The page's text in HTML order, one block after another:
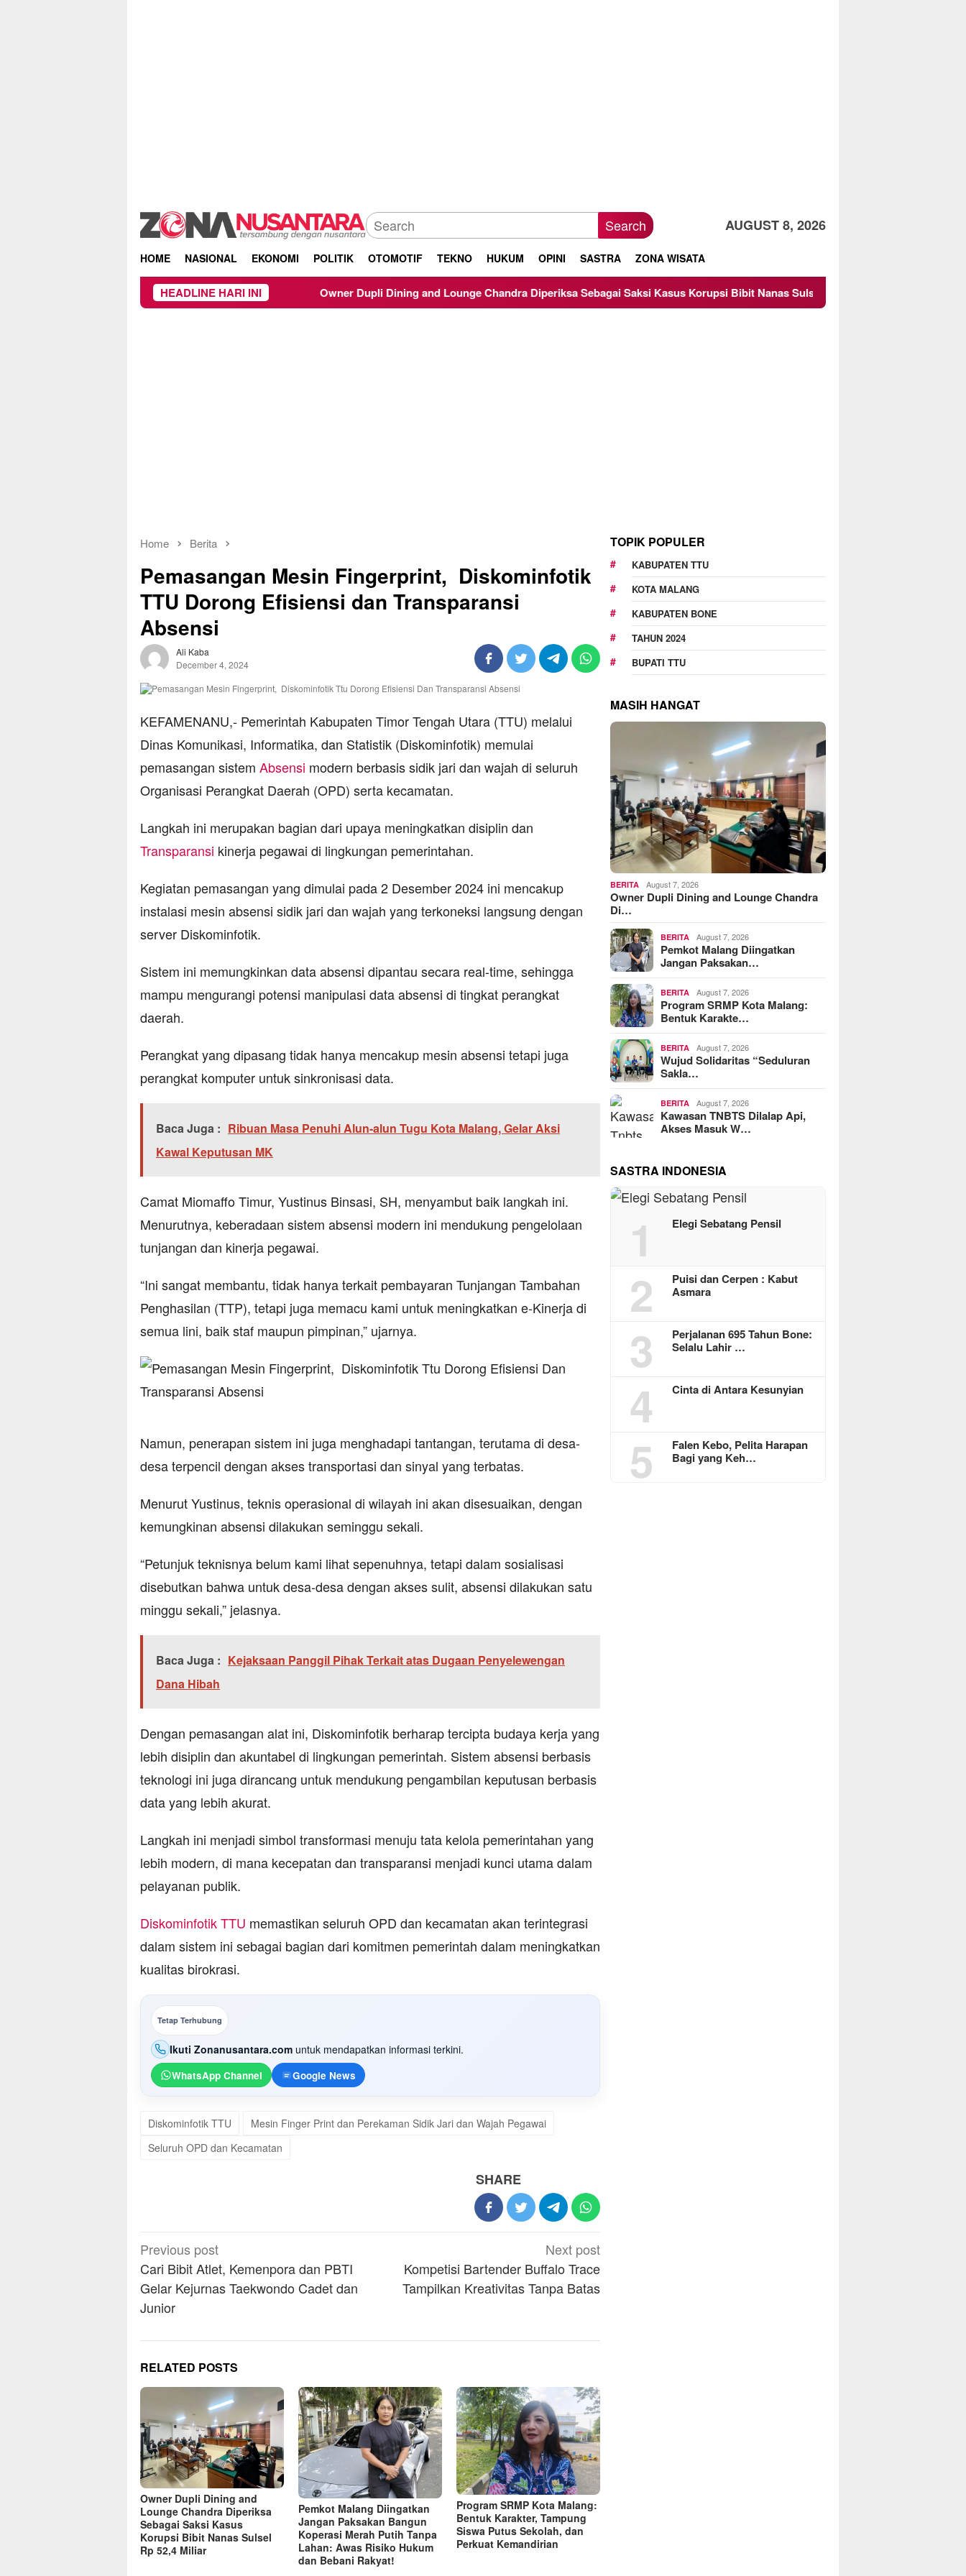
Search AUGUST 8, 2026
HOME NASIONAL EKONOMI POLITIK OTOMOTIF TEKNO HUKUM OPINI SASTRA ZONA WISATA
HEADLINE HARI INIOwner Dupli Dining and Lounge Chandra Diperiksa Sebagai Saksi Kasus Korupsi Bibit Nanas Sulsel Rp 52,4 Miliar
Home Berita
Pemasangan Mesin Fingerprint, Diskominfotik
TTU Dorong Efisiensi dan Transparansi
Absensi
Ali Kaba
December 4, 2024
KEFAMENANU,- Pemerintah Kabupaten Timor Tengah Utara (TTU) melalui
Dinas Komunikasi, Informatika, dan Statistik (Diskominfotik) memulai
pemasangan sistem Absensi modern berbasis sidik jari dan wajah di seluruh
Organisasi Perangkat Daerah (OPD) serta kecamatan.
Langkah ini merupakan bagian dari upaya meningkatkan disiplin dan
Transparansi kinerja pegawai di lingkungan pemerintahan.
Kegiatan pemasangan yang dimulai pada 2 Desember 2024 ini mencakup
instalasi mesin absensi sidik jari dan wajah yang terkoneksi langsung dengan
server Diskominfotik.
Sistem ini memungkinkan data absensi dipantau secara real-time, sehingga
mampu mengurangi potensi manipulasi data absensi di tingkat perangkat
daerah.
Perangkat yang dipasang tidak hanya mencakup mesin absensi tetapi juga
perangkat komputer untuk sinkronisasi data.
Baca Juga : Ribuan Masa Penuhi Alun-alun Tugu Kota Malang, Gelar Aksi
Kawal Keputusan MK
Camat Miomaffo Timur, Yustinus Binsasi, SH, menyambut baik langkah ini.
Menurutnya, keberadaan sistem absensi modern ini mendukung pengelolaan
tunjangan dan kinerja pegawai.
“Ini sangat membantu, tidak hanya terkait pembayaran Tunjangan Tambahan
Penghasilan (TTP), tetapi juga memacu kami untuk meningkatkan e-Kinerja di
semua lini, baik staf maupun pimpinan,” ujarnya.
Namun, penerapan sistem ini juga menghadapi tantangan, terutama di desa-
desa terpencil dengan akses transportasi dan sinyal yang terbatas.
Menurut Yustinus, teknis operasional di wilayah ini akan disesuaikan, dengan
kemungkinan absensi dilakukan seminggu sekali.
“Petunjuk teknisnya belum kami lihat sepenuhnya, tetapi dalam sosialisasi
disebutkan bahwa untuk desa-desa dengan akses sulit, absensi dilakukan satu
minggu sekali,” jelasnya.
Baca Juga : Kejaksaan Panggil Pihak Terkait atas Dugaan Penyelewengan
Dana Hibah
Dengan pemasangan alat ini, Diskominfotik berharap tercipta budaya kerja yang
lebih disiplin dan akuntabel di lingkungan pemerintah. Sistem absensi berbasis
teknologi ini juga dirancang untuk mendukung pengambilan keputusan berbasis
data yang lebih akurat.
Langkah ini menjadi simbol transformasi menuju tata kelola pemerintahan yang
lebih modern, di mana kecepatan dan transparansi menjadi kunci utama dalam
pelayanan publik.
Diskominfotik TTU memastikan seluruh OPD dan kecamatan akan terintegrasi
dalam sistem ini sebagai bagian dari komitmen pemerintah dalam meningkatkan
kualitas birokrasi.
Tetap Terhubung
Ikuti Zonanusantara.com untuk mendapatkan informasi terkini.
WhatsApp Channel Google News
Diskominfotik TTU
Mesin Finger Print dan Perekaman Sidik Jari dan Wajah Pegawai
Seluruh OPD dan Kecamatan
SHARE
Post
navigation
Previous post
Cari Bibit Atlet, Kemenpora dan PBTI
Gelar Kejurnas Taekwondo Cadet dan
Junior
Next post
Kompetisi Bartender Buffalo Trace
Tampilkan Kreativitas Tanpa Batas
RELATED POSTS
Owner Dupli Dining and
Lounge Chandra Diperiksa
Sebagai Saksi Kasus
Korupsi Bibit Nanas Sulsel
Rp 52,4 Miliar
Pemkot Malang Diingatkan
Jangan Paksakan Bangun
Koperasi Merah Putih Tanpa
Lahan: Awas Risiko Hukum
dan Bebani Rakyat!
Program SRMP Kota Malang:
Bentuk Karakter, Tampung
Siswa Putus Sekolah, dan
Perkuat Kemandirian
TOPIK POPULER
KABUPATEN TTU
KOTA MALANG
KABUPATEN BONE
TAHUN 2024
BUPATI TTU
MASIH HANGAT
BERITA August 7, 2026
Owner Dupli Dining and Lounge Chandra
Di…
BERITA August 7, 2026
Pemkot Malang Diingatkan
Jangan Paksakan…
BERITA August 7, 2026
Program SRMP Kota Malang:
Bentuk Karakte…
BERITA August 7, 2026
Wujud Solidaritas “Seduluran
Sakla…
BERITA August 7, 2026
Kawasan TNBTS Dilalap Api,
Akses Masuk W…
SASTRA INDONESIA
1 Elegi Sebatang Pensil
2
Puisi dan Cerpen : Kabut
Asmara
3
Perjalanan 695 Tahun Bone:
Selalu Lahir …
4 Cinta di Antara Kesunyian
5
Falen Kebo, Pelita Harapan
Bagi yang Keh…